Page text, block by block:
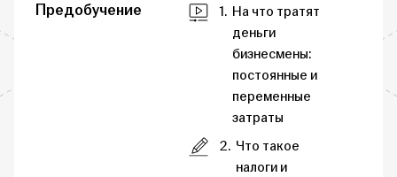
Предобучение 1. На что тратят
деньги
бизнесмены:
постоянные и
переменные
затраты
2. Что такое
налоги и